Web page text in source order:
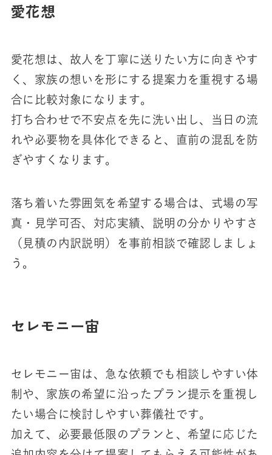
愛花想
愛花想は、故人を丁寧に送りたい方に向きやす
く、家族の想いを形にする提案力を重視する場
合に比較対象になります。
打ち合わせで不安点を先に洗い出し、当日の流
れや必要物を具体化できると、直前の混乱を防
ぎやすくなります。
落ち着いた雰囲気を希望する場合は、式場の写
真・見学可否、対応実績、説明の分かりやすさ
（見積の内訳説明）を事前相談で確認しましょ
う。
セレモニー宙
セレモニー宙は、急な依頼でも相談しやすい体
制や、家族の希望に沿ったプラン提示を重視し
たい場合に検討しやすい葬儀社です。
加えて、必要最低限のプランと、希望に応じた